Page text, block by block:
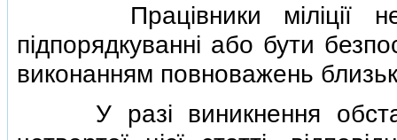
Працiвники мiлiцiї не
пiдпорядкуваннi або бути
виконанням повноважень
У разi виникнення